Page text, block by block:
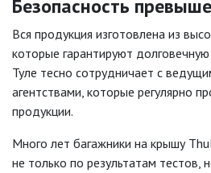
Безопасность
Вся продукция изготовлена из
которые гарантируют
Туле тесно сотрудничает с
агентствами, которые регулярно
продукции.
Много лет багажники на крышу
не только по результатам тестов,